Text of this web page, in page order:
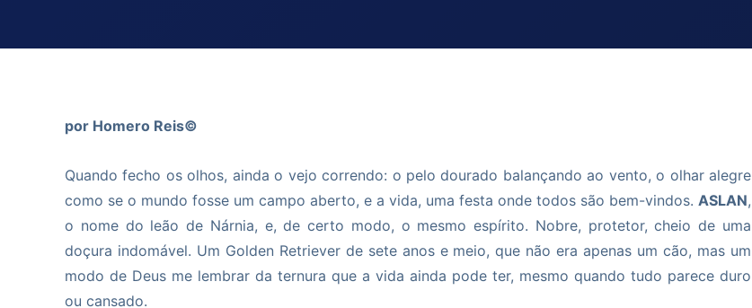
por Homero Reis©
Quando fecho os olhos, ainda o vejo correndo: o pelo dourado balançando ao vento, o olhar alegre
como se o mundo fosse um campo aberto, e a vida, uma festa onde todos são bem-vindos. ASLAN,
o nome do leão de Nárnia, e, de certo modo, o mesmo espírito. Nobre, protetor, cheio de uma
doçura indomável. Um Golden Retriever de sete anos e meio, que não era apenas um cão, mas um
modo de Deus me lembrar da ternura que a vida ainda pode ter, mesmo quando tudo parece duro
ou cansado.